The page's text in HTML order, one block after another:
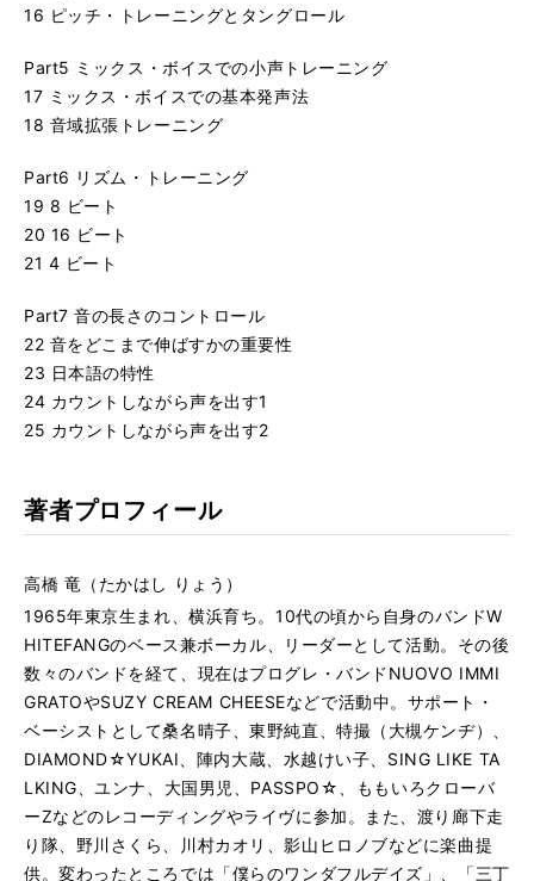
16 ピッチ・トレーニングとタングロール
Part5 ミックス・ボイスでの小声トレーニング
17 ミックス・ボイスでの基本発声法
18 音域拡張トレーニング
Part6 リズム・トレーニング
19 8 ビート
20 16 ビート
21 4 ビート
Part7 音の長さのコントロール
22 音をどこまで伸ばすかの重要性
23 日本語の特性
24 カウントしながら声を出す1
25 カウントしながら声を出す2
著者プロフィール
高橋 竜（たかはし りょう）
1965年東京生まれ、横浜育ち。10代の頃から自身のバンドW
HITEFANGのベース兼ボーカル、リーダーとして活動。その後
数々のバンドを経て、現在はプログレ・バンドNUOVO IMMI
GRATOやSUZY CREAM CHEESEなどで活動中。サポート・
ベーシストとして桑名晴子、東野純直、特撮（大槻ケンヂ）、
DIAMOND☆YUKAI、陣内大蔵、水越けい子、SING LIKE TA
LKING、ユンナ、大国男児、PASSPO☆、ももいろクローバ
ーZなどのレコーディングやライヴに参加。また、渡り廊下走
り隊、野川さくら、川村カオリ、影山ヒロノブなどに楽曲提
供。変わったところでは「僕らのワンダフルデイズ」、「三丁